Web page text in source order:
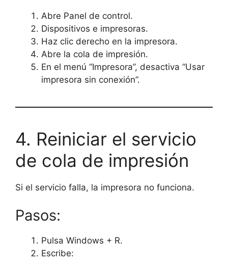
Abre Panel de control.
Dispositivos e impresoras.
Haz clic derecho en la impresora.
Abre la cola de impresión.
En el menú “Impresora”, desactiva “Usar
impresora sin conexión”.
4. Reiniciar el servicio
de cola de impresión
Si el servicio falla, la impresora no funciona.
Pasos:
Pulsa Windows + R.
Escribe: